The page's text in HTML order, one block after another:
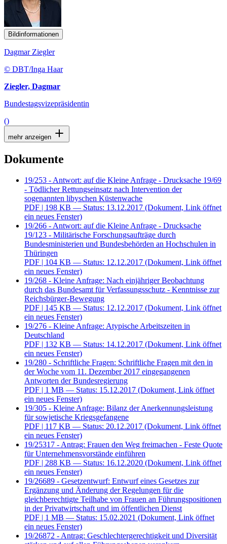
Bildinformationen
Dagmar Ziegler
© DBT/Inga Haar
Ziegler, Dagmar
Bundestagsvizepräsidentin
()
mehr anzeigen
Dokumente
19/253 - Antwort: auf die Kleine Anfrage - Drucksache 19/69
- Tödlicher Rettungseinsatz nach Intervention der
sogenannten libyschen Küstenwache
PDF | 198 KB — Status: 13.12.2017 (Dokument, Link öffnet
ein neues Fenster)
19/266 - Antwort: auf die Kleine Anfrage - Drucksache
19/123 - Militärische Forschungsaufträge durch
Bundesministerien und Bundesbehörden an Hochschulen in
Thüringen
PDF | 104 KB — Status: 12.12.2017 (Dokument, Link öffnet
ein neues Fenster)
19/268 - Kleine Anfrage: Nach einjähriger Beobachtung
durch das Bundesamt für Verfassungsschutz - Kenntnisse zur
Reichsbürger-Bewegung
PDF | 145 KB — Status: 12.12.2017 (Dokument, Link öffnet
ein neues Fenster)
19/276 - Kleine Anfrage: Atypische Arbeitszeiten in
Deutschland
PDF | 132 KB — Status: 14.12.2017 (Dokument, Link öffnet
ein neues Fenster)
19/280 - Schriftliche Fragen: Schriftliche Fragen mit den in
der Woche vom 11. Dezember 2017 eingegangenen
Antworten der Bundesregierung
PDF | 1 MB — Status: 15.12.2017 (Dokument, Link öffnet
ein neues Fenster)
19/305 - Kleine Anfrage: Bilanz der Anerkennungsleistung
für sowjetische Kriegsgefangene
PDF | 117 KB — Status: 20.12.2017 (Dokument, Link öffnet
ein neues Fenster)
19/25317 - Antrag: Frauen den Weg freimachen - Feste Quote
für Unternehmensvorstände einführen
PDF | 288 KB — Status: 16.12.2020 (Dokument, Link öffnet
ein neues Fenster)
19/26689 - Gesetzentwurf: Entwurf eines Gesetzes zur
Ergänzung und Änderung der Regelungen für die
gleichberechtigte Teilhabe von Frauen an Führungspositionen
in der Privatwirtschaft und im öffentlichen Dienst
PDF | 1 MB — Status: 15.02.2021 (Dokument, Link öffnet
ein neues Fenster)
19/26872 - Antrag: Geschlechtergerechtigkeit und Diversität